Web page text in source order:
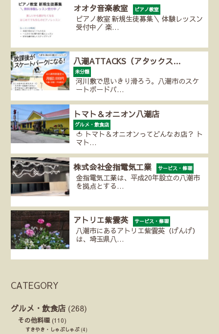
オオタ音楽教室 ピアノ教室
ピアノ教室 新規生徒募集＼ 体験レッスン
受付中／ 楽…
八潮ATTACKS（アタックス…
未分類
河川敷で思いきり滑ろう。八潮市のスケ
ートボードパ…
トマト＆オニオン八潮店
グルメ・飲食店
🍅 トマト＆オニオンってどんなお店？ ト
マト…
株式会社金指電気工業 サービス・修理
金指電気工業は、平成20年設立の八潮市
を拠点とする…
アトリエ紫雲英 サービス・修理
八潮市にあるアトリエ紫雲英（げんげ）
は、埼玉県八…
CATEGORY
グルメ・飲食店 (268)
その他料理 (110)
すきやき・しゃぶしゃぶ(4)